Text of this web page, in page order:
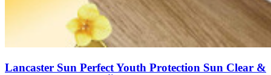
Lancaster Sun Perfect Youth Protection Sun Clear &